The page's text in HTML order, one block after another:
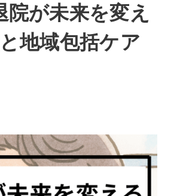
が未来を変え
地域包括ケア